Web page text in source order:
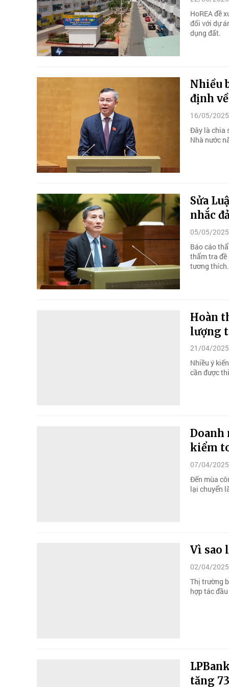
HoREA đề
đối với dự
dụng đất.
Nhiều
định
16/05/
Đây là chia
Nhà nước
Sửa
nhắc
05/05/
Báo cáo
thẩm tra đề
tương thích.
Hoàn
lượng
21/04/
Nhiều ý
cần được
Doanh
kiểm
07/04/
Đến mùa
lại chuyển
Vì sao
02/04/
Thị trường
hợp tác
tăng